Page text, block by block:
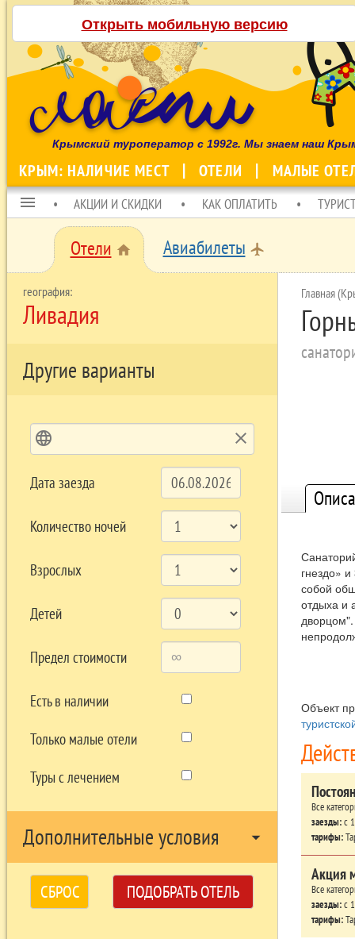
Открыть мобильную версию
Крымский туроператор с 1992г. Мы знаем наш
КРЫМ: НАЛИЧИЕ МЕСТ ОТЕЛИ МАЛЫЕ
menu АКЦИИ И СКИДКИ КАК ОПЛАТИТЬ
Отели home Авиабилеты local_airport
Ливадия
Другие варианты
language clear
Дата заезда
Количество ночей
Взрослых
Детей
Предел стоимости
Есть в наличии
Только малые отели
Туры с лечением
Дополнительные условия arrow_drop_down
СБРОС ПОДОБРАТЬ ОТЕЛЬ
Главная
гнездо»
собой
отдыха и
дворцом".
Объект
Все
заезды:c
тарифы:
Акция
Все
заезды:c
тарифы: